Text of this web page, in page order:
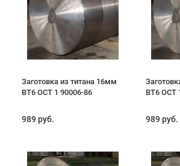
Заготовка из титана 16мм
ВТ6 ОСТ 1 90006-86
989 руб.
ВТ6 ОСТ
989 руб.